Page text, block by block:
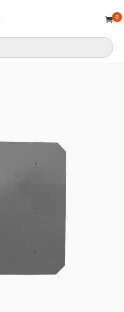
 0